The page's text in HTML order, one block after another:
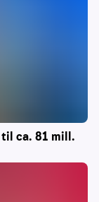
ca. 81 mill.